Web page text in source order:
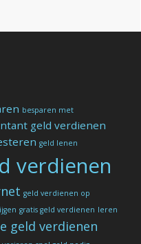
besparen met
geld verdienen
geld lenen
verdienen
geld verdienen op
gratis geld verdienen leren
geld verdienen